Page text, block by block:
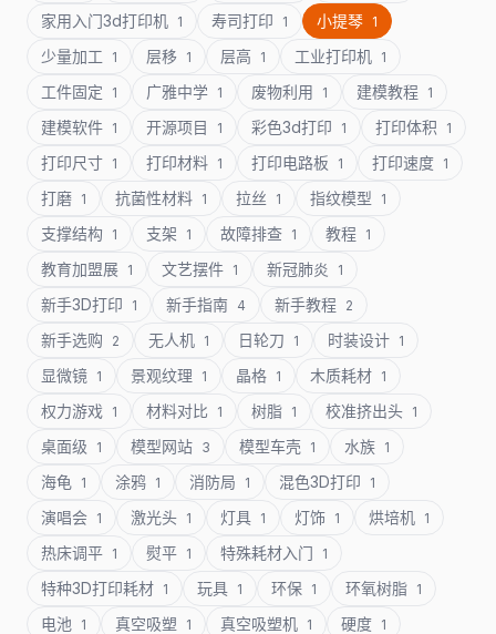
家用入门3d打印机 1 寿司打印 1 小提琴 1
少量加工 1 层移 1 层高 1 工业打印机 1
工件固定 1 广雅中学 1 废物利用 1 建模教程 1
建模软件 1 开源项目 1 彩色3d打印 1 打印体积 1
打印尺寸 1 打印材料 1 打印电路板 1 打印速度 1
打磨 1 抗菌性材料 1 拉丝 1 指纹模型 1
支撑结构 1 支架 1 故障排查 1 教程 1
教育加盟展 1 文艺摆件 1 新冠肺炎 1
新手3D打印 1 新手指南 4 新手教程 2
新手选购 2 无人机 1 日轮刀 1 时装设计 1
显微镜 1 景观纹理 1 晶格 1 木质耗材 1
权力游戏 1 材料对比 1 树脂 1 校准挤出头 1
桌面级 1 模型网站 3 模型车壳 1 水族 1
海龟 1 涂鸦 1 消防局 1 混色3D打印 1
演唱会 1 激光头 1 灯具 1 灯饰 1 烘培机 1
热床调平 1 熨平 1 特殊耗材入门 1
特种3D打印耗材 1 玩具 1 环保 1 环氧树脂 1
电池 1 真空吸塑 1 真空吸塑机 1 硬度 1